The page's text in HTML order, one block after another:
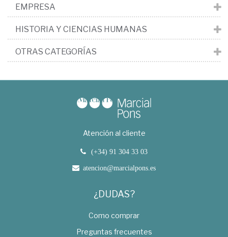
EMPRESA
HISTORIA Y CIENCIAS HUMANAS
OTRAS CATEGORÍAS
Atención al cliente
(+34) 91 304 33 03
atencion@marcialpons.es
¿DUDAS?
Como comprar
Preguntas frecuentes